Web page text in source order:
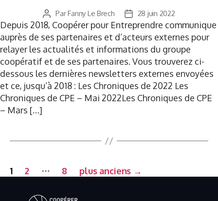
Auteur
de
l’article
ParFanny Le Brech
Date
de
l’article
28 juin 2022
Depuis 2018, Coopérer pour Entreprendre communique
auprès de ses partenaires et d’acteurs externes pour
relayer les actualités et informations du groupe
coopératif et de ses partenaires. Vous trouverez ci-
dessous les dernières newsletters externes envoyées
et ce, jusqu’à 2018 : Les Chroniques de 2022 Les
Chroniques de CPE – Mai 2022Les Chroniques de CPE
– Mars […]
Pagination
1 2 … 8 plus anciens →